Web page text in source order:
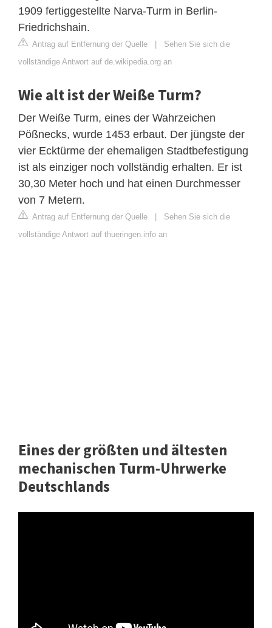
1909 fertiggestellte Narva-Turm in Berlin-
Friedrichshain.
Antrag auf Entfernung der Quelle
Sehen Sie sich die
vollständige Antwort auf de.wikipedia.org an
Wie alt ist der Weiße Turm?
Der Weiße Turm, eines der Wahrzeichen
Pößnecks, wurde 1453 erbaut. Der jüngste der
vier Ecktürme der ehemaligen Stadtbefestigung
ist als einziger noch vollständig erhalten. Er ist
30,30 Meter hoch und hat einen Durchmesser
von 7 Metern.
Antrag auf Entfernung der Quelle
Sehen Sie sich die
vollständige Antwort auf thueringen.info an
Eines der größten und ältesten
mechanischen Turm-Uhrwerke
Deutschlands